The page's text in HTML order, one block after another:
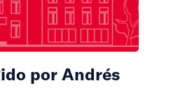
por Andrés